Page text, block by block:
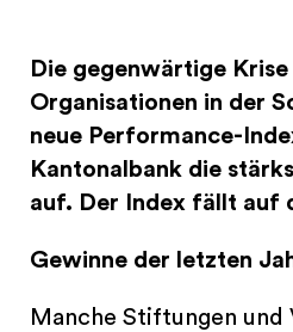
Die gegenwärtige
Organisationen in der
neue Performance-
Kantonalbank die
auf. Der Index fällt auf
Gewinne der letzten
Manche Stiftungen